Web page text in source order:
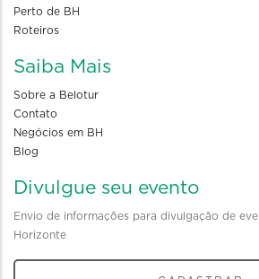
Perto de BH
Roteiros
Saiba Mais
Sobre a Belotur
Contato
Negócios em BH
Blog
Divulgue seu evento
Envio de informações para divulgação de
Horizonte